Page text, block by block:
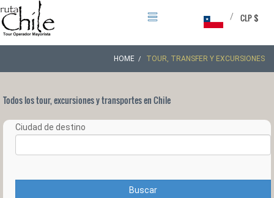
CLP $
/
HOME TOUR, TRANSFER Y EXCURSIONES
Todos los tour, excursiones y transportes en Chile
Ciudad de destino
Buscar